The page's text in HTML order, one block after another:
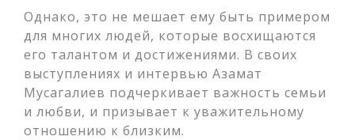
Однако, это не мешает ему быть примером
для многих людей, которые восхищаются
его талантом и достижениями. В своих
выступлениях и интервью Азамат
Мусагалиев подчеркивает важность семьи
и любви, и призывает к уважительному
отношению к близким.